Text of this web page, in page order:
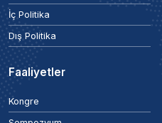
İç Politika
Dış Politika
Faaliyetler
Kongre